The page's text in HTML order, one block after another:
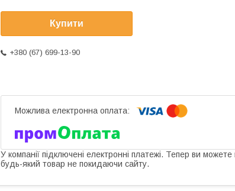
Купити
+380 (67) 699-13-90
У компанії підключені електронні платежі. Тепер ви можете
будь-який товар не покидаючи сайту.